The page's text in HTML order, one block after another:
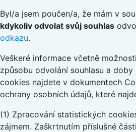
Byl/a jsem poučen/a, že mám v
kdykoliv odvolat svůj souhlas
odkazu.
Veškeré informace včetně
způsobu odvolání souhlasu a
cookies najdete v dokumentech
ochrany osobních údajů, které
(1) Zpracování statistických
zájmem. Zaškrtnutím příslušné